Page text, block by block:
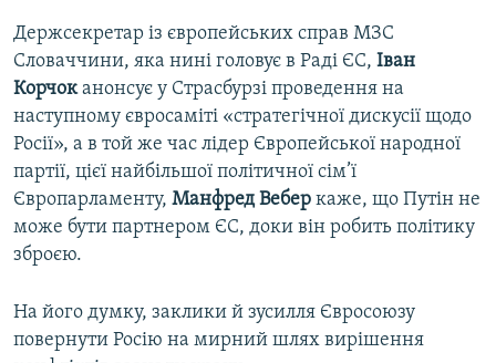
Держсекретар із європейських справ МЗС
Словаччини, яка нині головує в Раді ЄС, Іван
Корчоканонсує у Страсбурзі проведення на
наступному євросаміті «стратегічної дискусії щодо
Росії», а в той же час лідер Європейської народної
партії, цієї найбільшої політичної сім’ї
Європарламенту, Манфред Вебер каже, що Путін не
може бути партнером ЄС, доки він робить політику
зброєю.
На його думку, заклики й зусилля Євросоюзу
повернути Росію на мирний шлях вирішення